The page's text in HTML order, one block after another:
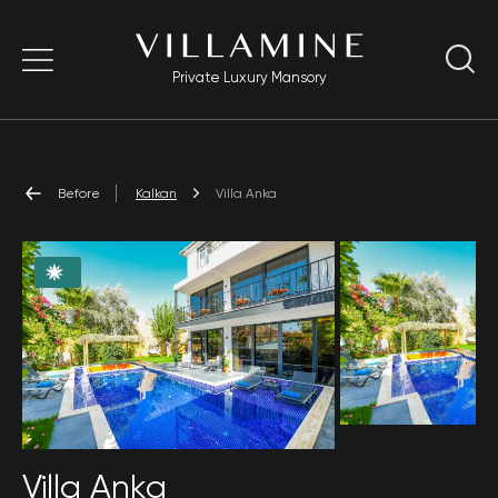
Private Luxury Mansory
Before Kalkan Villa Anka
Villa Anka